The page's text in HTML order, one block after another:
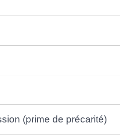
(prime de précarité)